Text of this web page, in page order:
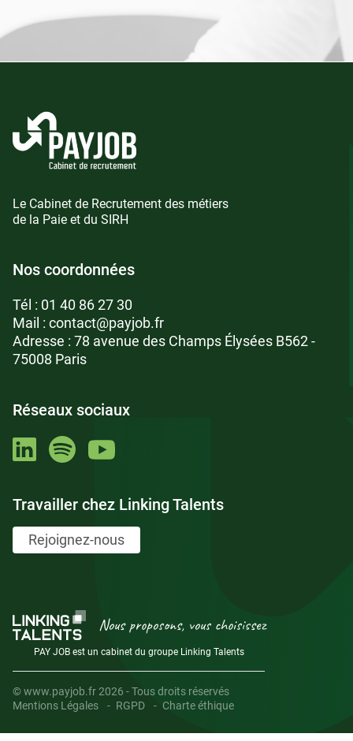
Le Cabinet de Recrutement des métiers
de la Paie et du SIRH
Nos coordonnées
Tél : 01 40 86 27 30
Mail : contact@payjob.fr
Adresse : 78 avenue des Champs Élysées B562 -
75008 Paris
Réseaux sociaux
Travailler chez Linking Talents
Rejoignez-nous
Nous proposons, vous choisissez
PAY JOB est un cabinet du groupe Linking Talents
© www.payjob.fr 2026 - Tous droits réservés
Mentions Légales
RGPD Charte éthique